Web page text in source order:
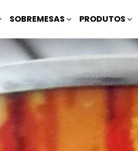
SOBREMESAS PRODUTOS